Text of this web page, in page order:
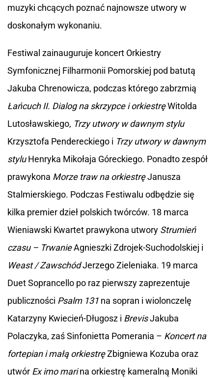
muzyki chcących poznać najnowsze utwory w
doskonałym wykonaniu.
Festiwal zainauguruje koncert Orkiestry
Symfonicznej Filharmonii Pomorskiej pod batutą
Jakuba Chrenowicza, podczas którego zabrzmią
Łańcuch II. Dialog na skrzypce i orkiestręWitolda
Lutosławskiego, Trzy utwory w dawnym stylu
Krzysztofa Pendereckiego i Trzy utwory w dawnym
styluHenryka Mikołaja Góreckiego. Ponadto zespół
prawykona Morze traw na orkiestręJanusza
Stalmierskiego. Podczas Festiwalu odbędzie się
kilka premier dzieł polskich twórców. 18 marca
Wieniawski Kwartet prawykona utwory Strumień
czasu – TrwanieAgnieszki Zdrojek-Suchodolskiej i
Weast / ZawschódJerzego Zieleniaka. 19 marca
Duet Soprancello po raz pierwszy zaprezentuje
publiczności Psalm 131 na sopran i wiolonczelę
Katarzyny Kwiecień-Długosz i BrevisJakuba
Polaczyka, zaś Sinfonietta Pomerania – Koncert na
fortepian i małą orkiestręZbigniewa Kozuba oraz
utwór Ex imo marina orkiestrę kameralną Moniki